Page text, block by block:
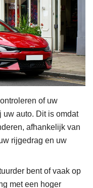
of uw
uw auto. Dit is omdat
afhankelijk van
rijgedrag en uw
bent of vaak op
met een hoger